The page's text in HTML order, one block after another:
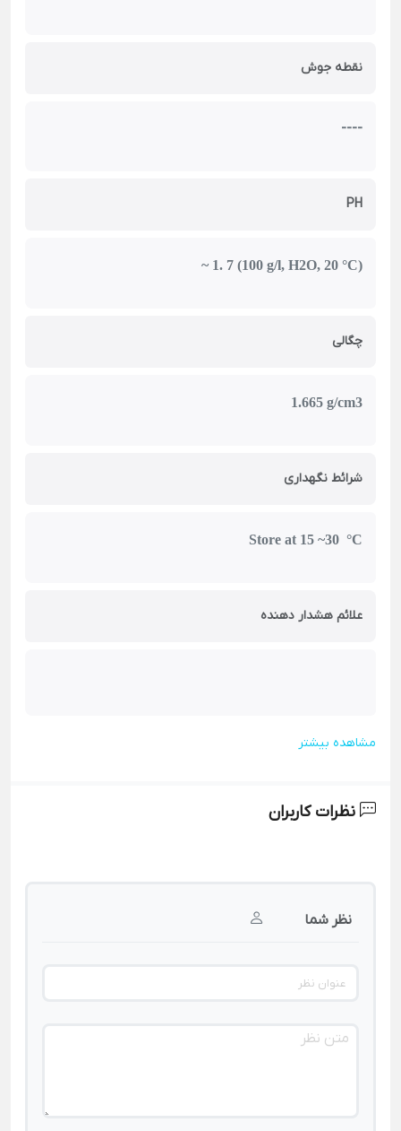
نقطه جوش
----
PH
~ 1. 7 (100 g/l, H2O, 20 °C)
چگالی
1.665 g/cm3
شرائط نگهداری
Store at 15 ~30 °C
علائم هشدار دهنده
مشاهده بیشتر
نظرات کاربران
نظر شما